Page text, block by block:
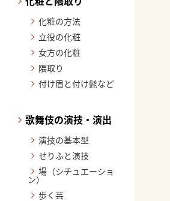
化粧の方法
立役の化粧
女方の化粧
隈取り
付け眉と付け髭など
歌舞伎の演技・演出
演技の基本型
せりふと演技
場（シチュエーショ
ン）
歩く芸